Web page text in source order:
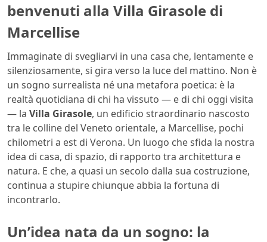
benvenuti alla Villa Girasole di
Marcellise
Immaginate di svegliarvi in una casa che, lentamente e
silenziosamente, si gira verso la luce del mattino. Non è
un sogno surrealista né una metafora poetica: è la
realtà quotidiana di chi ha vissuto — e di chi oggi visita
— la Villa Girasole, un edificio straordinario nascosto
tra le colline del Veneto orientale, a Marcellise, pochi
chilometri a est di Verona. Un luogo che sfida la nostra
idea di casa, di spazio, di rapporto tra architettura e
natura. E che, a quasi un secolo dalla sua costruzione,
continua a stupire chiunque abbia la fortuna di
incontrarlo.
Un’idea nata da un sogno: la